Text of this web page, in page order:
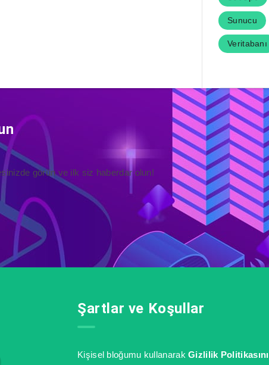
Sunucu
Veritabanı
görün ve ilk siz haberdar olun!
Şartlar ve Koşullar
Kişisel bloğumu kullanarakGizlilik Politikasını